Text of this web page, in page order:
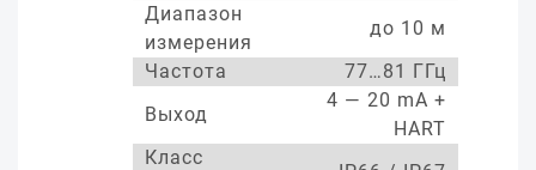
Диапазон
измерения
до 10 м
Частота
77…81 ГГц
Выход
4 — 20 mA +
HART
Класс